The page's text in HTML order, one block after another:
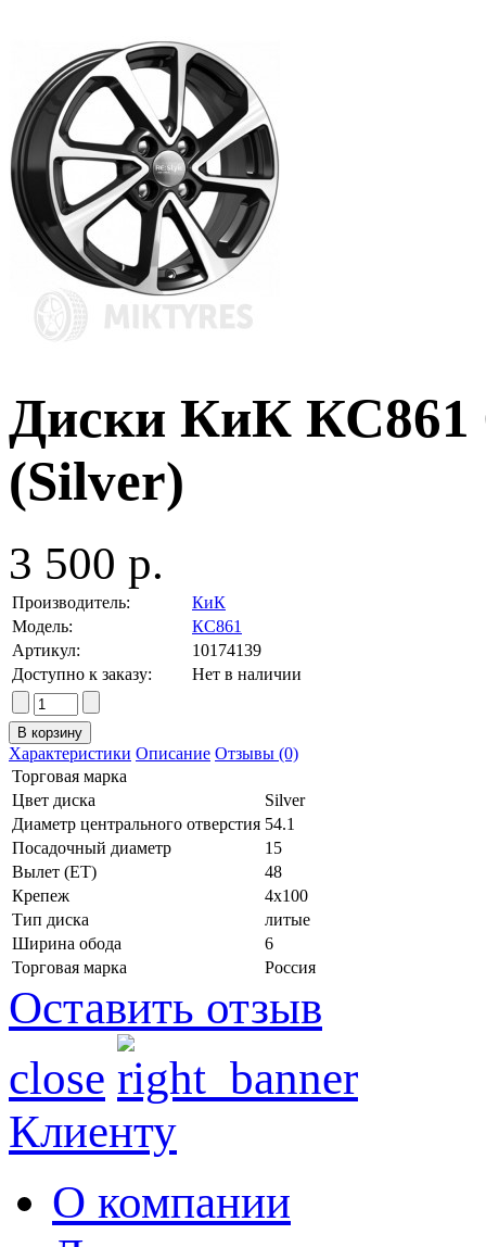
Диски КиК КС861
(Silver)
3 500 р.
Производитель:
КиК
Модель:
КС861
Артикул:
10174139
Доступно к заказу:
Нет в наличии
Характеристики Описание Отзывы (0)
Торговая марка
Цвет диска
Silver
Диаметр центрального отверстия 54.1
Посадочный диаметр
15
Вылет (ET)
48
Крепеж
4x100
Тип диска
литые
Ширина обода
6
Торговая марка
Россия
Оставить отзыв
close
Клиенту
О компании